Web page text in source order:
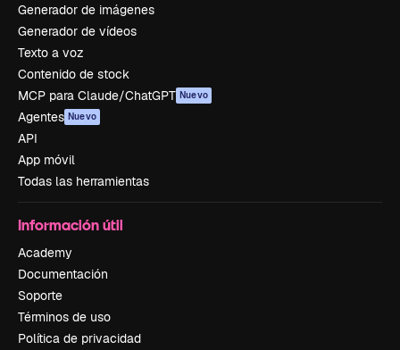
Generador de imágenes
Generador de vídeos
Texto a voz
Contenido de stock
MCP para Claude/ChatGPT Nuevo
Agentes Nuevo
API
App móvil
Todas las herramientas
Información útil
Academy
Documentación
Soporte
Términos de uso
Política de privacidad